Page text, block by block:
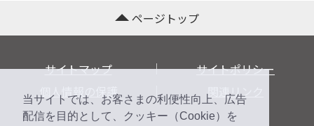
当サイトでは、お客さまの利便性向上、広告
配信を目的として、クッキー（Cookie）を
ページトップ
サイトマップ
サイトポリシー
個人情報の保護
関連リンク